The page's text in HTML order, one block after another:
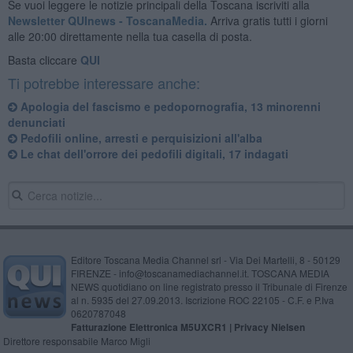
Se vuoi leggere le notizie principali della Toscana iscriviti alla
Newsletter QUInews - ToscanaMedia. Arriva gratis tutti i giorni
alle 20:00 direttamente nella tua casella di posta.
Basta cliccare QUI
Ti potrebbe interessare anche:
Apologia del fascismo e pedopornografia, 13 minorenni
denunciati
Pedofili online, arresti e perquisizioni all'alba
Le chat dell'orrore dei pedofili digitali, 17 indagati
Editore Toscana Media Channel srl - Via Dei Martelli, 8 - 50129
FIRENZE - info@toscanamediachannel.it. TOSCANA MEDIA
NEWS quotidiano on line registrato presso il Tribunale di Firenze
al n. 5935 del 27.09.2013. Iscrizione ROC 22105 - C.F. e P.Iva
0620787048
Fatturazione Elettronica M5UXCR1 | Privacy Nielsen
Direttore responsabile Marco Migli